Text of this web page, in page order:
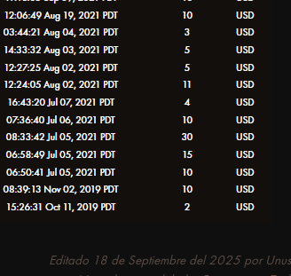
Editado 18 de Septiembre del 2025por